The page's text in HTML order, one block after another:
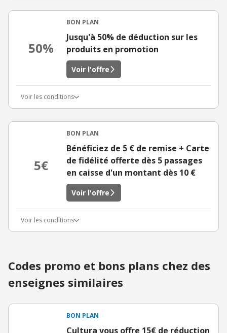
50%
BON PLAN
Jusqu'à 50% de déduction sur les
produits en promotion
Voir l'offre
Voir les conditions
5€
BON PLAN
Bénéficiez de 5 € de remise + Carte
de fidélité offerte dès 5 passages
en caisse d'un montant dès 10 €
Voir l'offre
Voir les conditions
Codes promo et bons plans chez des
enseignes similaires
BON PLAN
Cultura vous offre 15€ de réduction